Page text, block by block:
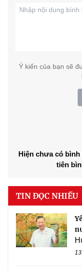
Ý kiến của bạn sẽ
Hiện chưa có
tiên
TIN ĐỌC NHIỀU